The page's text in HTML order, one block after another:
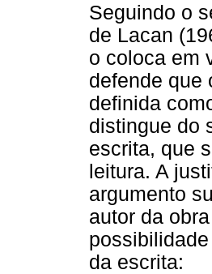
Seguindo o
de Lacan
o coloca em
defende que
definida
distingue do
escrita, que
leitura. A
argumento
autor da
da escrita: